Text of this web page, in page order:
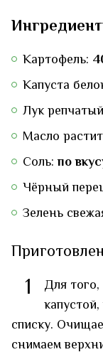
Картофель:
Капуста
Лук
Масло
Соль:по
Чёрный
Зелень
1
Для
списку.
снимаем